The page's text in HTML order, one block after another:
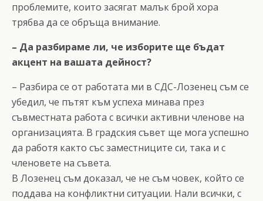
проблемите, които засягат малък брой хора
трябва да се обръща внимание.
– Да разбираме ли, че изборите ще бъдат
акцент на вашата дейност?
– Разбира се от работата ми в СДС-Лозенец съм се
убедил, че пътят към успеха минава през
съвместната работа с всички активни членове на
организацията. В градския съвет ще мога успешно
да работя както със заместниците си, така и с
членовете на съвета.
В Лозенец съм доказал, че не съм човек, който се
поддава на конфликтни ситуации. Нали всички, с